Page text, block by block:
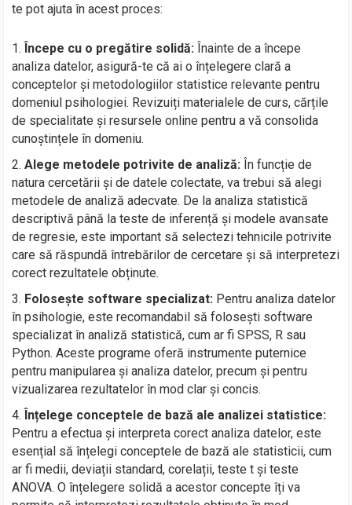
te pot ajuta în acest proces:
Începe cu o pregătire solidă: Înainte de a începe
analiza datelor, asigură-te că ai o înțelegere clară a
conceptelor și metodologiilor statistice relevante pentru
domeniul psihologiei. Revizuiți materialele de curs, cărțile
de specialitate și resursele online pentru a vă consolida
cunoștințele în domeniu.
Alege metodele potrivite de analiză: În funcție de
natura cercetării și de datele colectate, va trebui să alegi
metodele de analiză adecvate. De la analiza statistică
descriptivă până la teste de inferență și modele avansate
de regresie, este important să selectezi tehnicile potrivite
care să răspundă întrebărilor de cercetare și să interpretezi
corect rezultatele obținute.
Folosește software specializat: Pentru analiza datelor
în psihologie, este recomandabil să folosești software
specializat în analiză statistică, cum ar fi SPSS, R sau
Python. Aceste programe oferă instrumente puternice
pentru manipularea și analiza datelor, precum și pentru
vizualizarea rezultatelor în mod clar și concis.
Înțelege conceptele de bază ale analizei statistice:
Pentru a efectua și interpreta corect analiza datelor, este
esențial să înțelegi conceptele de bază ale statisticii, cum
ar fi medii, deviații standard, corelații, teste t și teste
ANOVA. O înțelegere solidă a acestor concepte îți va